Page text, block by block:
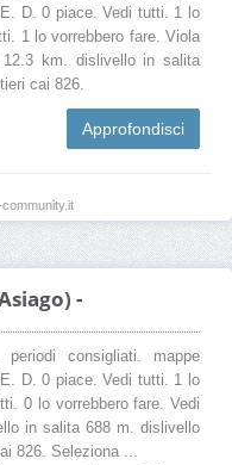
D. 0 piace. Vedi tutti. 1 lo
1 lo vorrebbero fare. Viola
km. dislivello in salita
cai 826.
Approfondisci
-
consigliati. mappe
D. 0 piace. Vedi tutti. 1 lo
0 lo vorrebbero fare. Vedi
in salita 688 m. dislivello
826. Seleziona ...